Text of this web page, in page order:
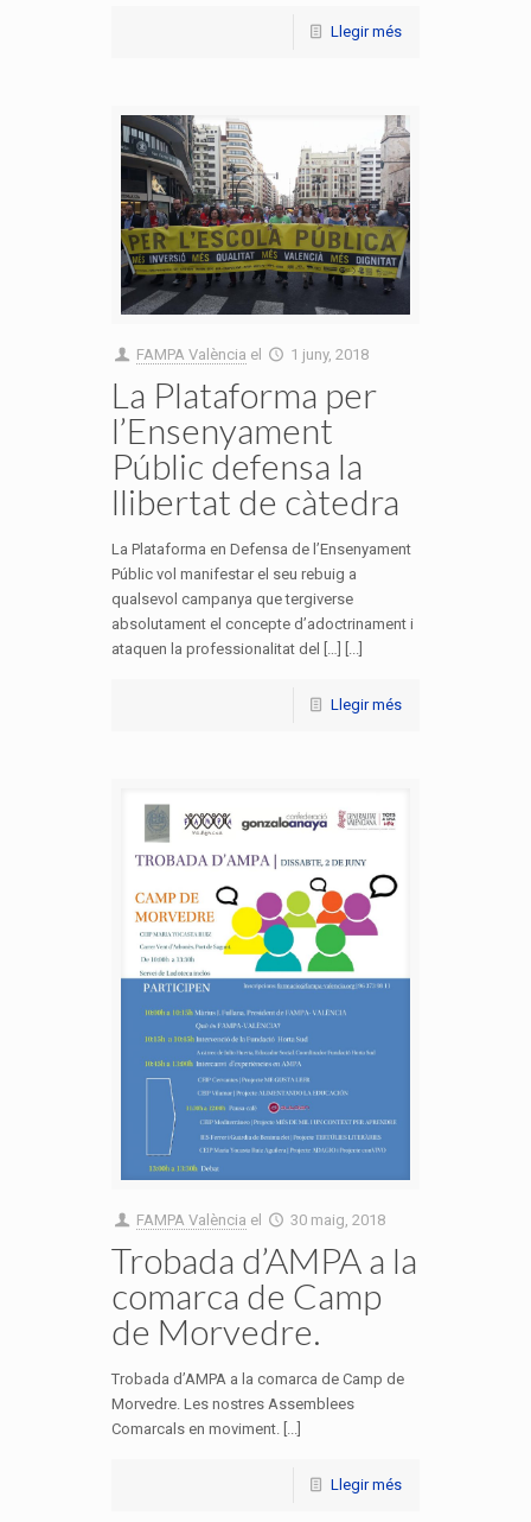
Llegir més
FAMPA València el 1 juny, 2018
La Plataforma per
l’Ensenyament
Públic defensa la
llibertat de càtedra
La Plataforma en Defensa de l’Ensenyament
Públic vol manifestar el seu rebuig a
qualsevol campanya que tergiverse
absolutament el concepte d’adoctrinament i
ataquen la professionalitat del […] [...]
Llegir més
FAMPA València el 30 maig, 2018
Trobada d’AMPA a la
comarca de Camp
de Morvedre.
Trobada d’AMPA a la comarca de Camp de
Morvedre. Les nostres Assemblees
Comarcals en moviment. [...]
Llegir més